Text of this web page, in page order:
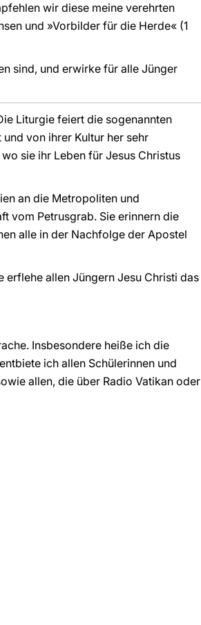
wir diese meine verehrten
und »Vorbilder für die Herde« (1
sind, und erwirke für alle Jünger
Liturgie feiert die sogenannten
von ihrer Kultur her sehr
sie ihr Leben für Jesus Christus
an die Metropoliten und
vom Petrusgrab. Sie erinnern die
alle in der Nachfolge der Apostel
erflehe allen Jüngern Jesu Christi das
Insbesondere heiße ich die
ich allen Schülerinnen und
allen, die über Radio Vatikan oder